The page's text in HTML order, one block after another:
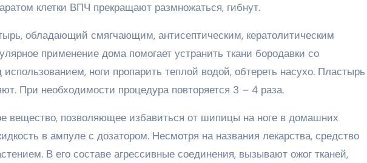
клетки ВПЧ прекращают размножаться, гибнут.
обладающий смягчающим, антисептическим, кератолитическим
применение дома помогает устранить ткани бородавки со
ноги пропарить теплой водой, обтереть насухо. Пластырь
При необходимости процедура повторяется 3 – 4 раза.
вещество, позволяющее избавиться от шипицы на ноге в домашних
в ампуле с дозатором. Несмотря на названия лекарства, средство
В его составе агрессивные соединения, вызывают ожог тканей,